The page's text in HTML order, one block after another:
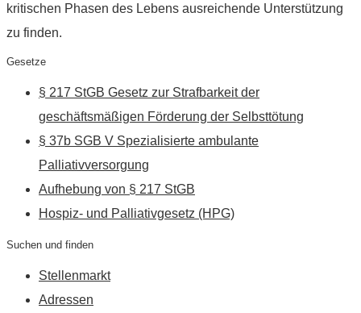
kritischen Phasen des Lebens ausreichende Unterstützung
zu finden.
Gesetze
§ 217 StGB Gesetz zur Strafbarkeit der
geschäftsmäßigen Förderung der Selbsttötung
§ 37b SGB V Spezialisierte ambulante
Palliativversorgung
Aufhebung von § 217 StGB
Hospiz- und Palliativgesetz (HPG)
Suchen und finden
Stellenmarkt
Adressen